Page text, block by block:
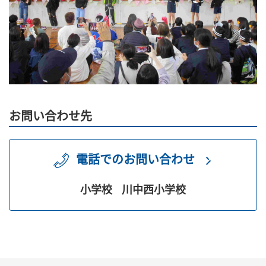
お問い合わせ先
電話でのお問い合わせ
小学校 川中西小学校